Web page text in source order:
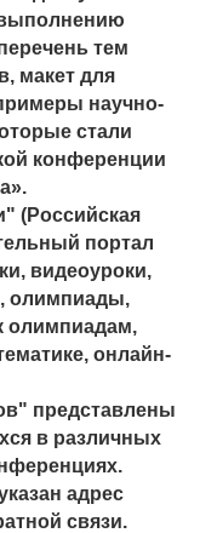
выполнению
тем
макет для
научно-
стали
конференции
(Российская
портал
видеоуроки,
олимпиады,
олимпиадам,
онлайн-
представлены
в различных
адрес
связи.